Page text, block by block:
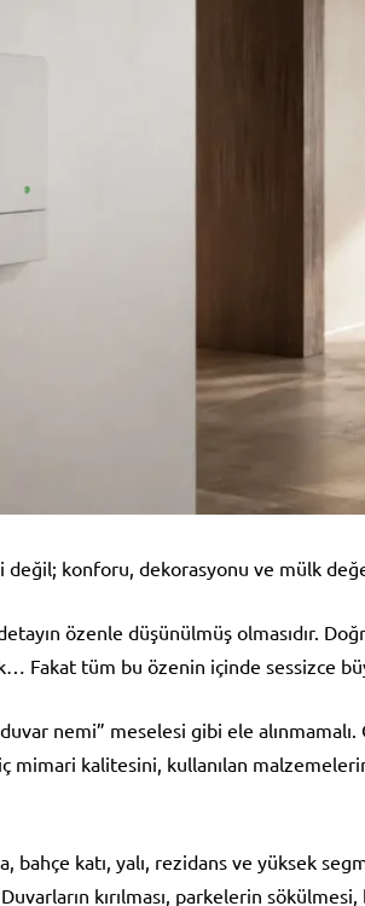
değil; konforu, dekorasyonu ve mülk
özenle düşünülmüş olmasıdır.
Fakat tüm bu özenin içinde sessizce
nemi” meselesi gibi ele
mimari kalitesini, kullanılan
bahçe katı, yalı, rezidans ve yüksek
kırılması, parkelerin